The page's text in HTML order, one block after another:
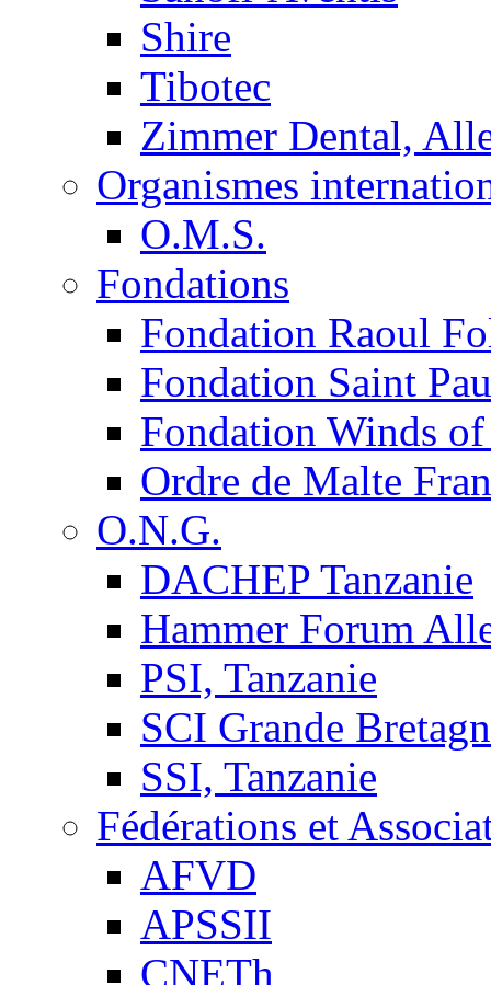
Shire
Tibotec
Zimmer Dental,
Organismes
O.M.S.
Fondations
Fondation Raoul
Fondation Saint
Fondation Winds
Ordre de Malte
O.N.G.
DACHEP Tanzanie
Hammer Forum
PSI, Tanzanie
SCI Grande
SSI, Tanzanie
Fédérations et
AFVD
APSSII
CNETh